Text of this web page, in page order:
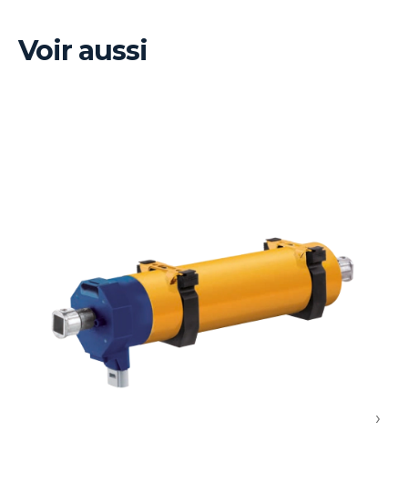
Voir aussi
›